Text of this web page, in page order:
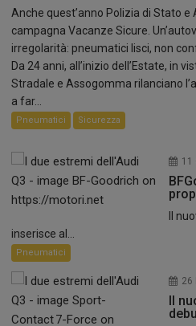
Anche quest’anno Polizia di Stato
campagna Vacanze Sicure.
irregolarità: pneumatici lisci, non
Da 24 anni, all’inizio dell’Estate, in
Stradale e Assogomma rilanciano
a far...
Pneumatici Sicurezza
11
Il
inserisce al...
Pneumatici
26
Il